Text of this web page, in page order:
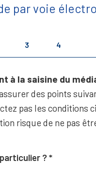
par voie
3 4
à la saisine du
des points
pas les conditions
risque de ne pas
?